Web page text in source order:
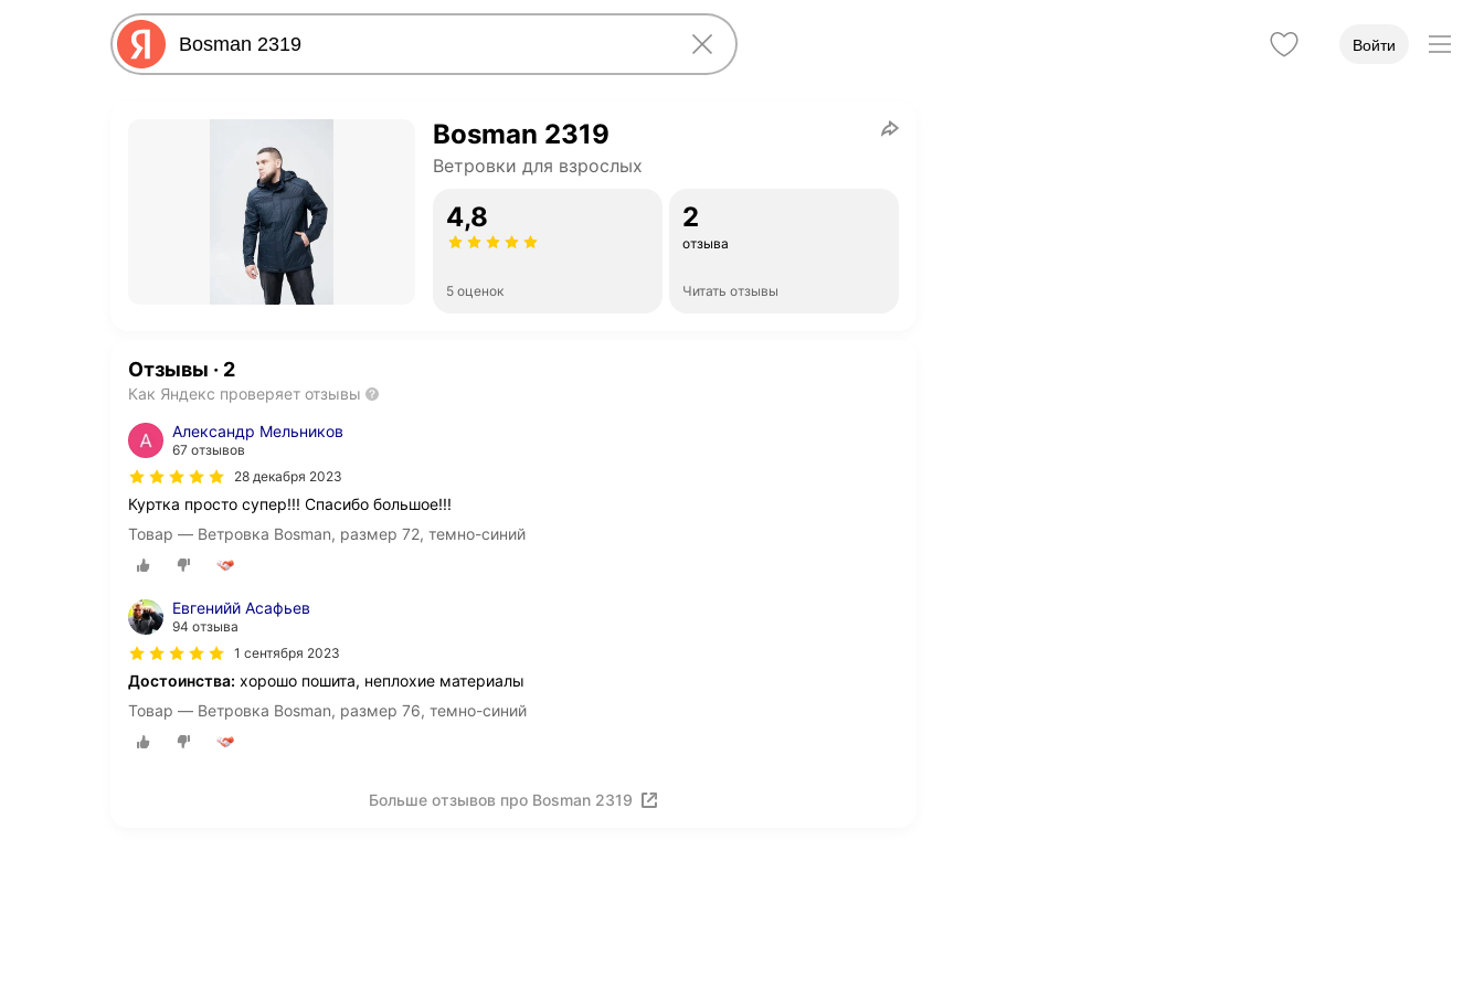
Войти
Bosman 2319
Ветровки для взрослых
4,8
5 оценок
2
отзыва
Читать отзывы
Отзывы · 2
Как Яндекс проверяет отзывы
Александр Мельников
67 отзывов
28 декабря 2023
Куртка просто супер!!! Спасибо большое!!!
Товар — Ветровка Bosman, размер 72, темно-синий
Евгенийй Асафьев
94 отзыва
1 сентября 2023
Достоинства: хорошо пошита, неплохие материалы
Товар — Ветровка Bosman, размер 76, темно-синий
Больше отзывов про Bosman 2319